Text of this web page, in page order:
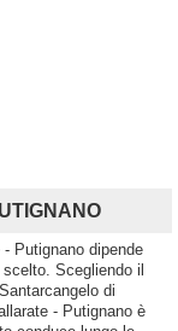
Putignano dipende
Scegliendo il
di
- Putignano è